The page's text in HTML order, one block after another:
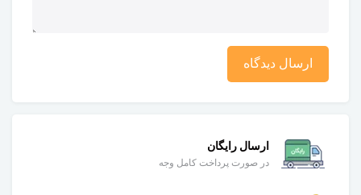
ارسال دیدگاه
ارسال رایگان
در صورت پرداخت کامل وجه